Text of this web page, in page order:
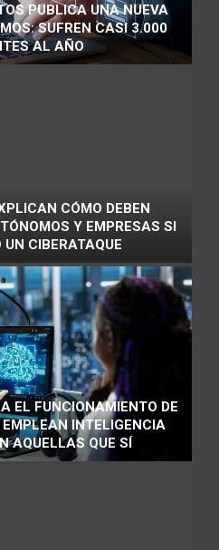
PUBLICA UNA NUEVA
SUFREN CASI 3.000
AL AÑO
CÓMO DEBEN
Y EMPRESAS SI
UN CIBERATAQUE
EL FUNCIONAMIENTO DE
INTELIGENCIA
AQUELLAS QUE SÍ